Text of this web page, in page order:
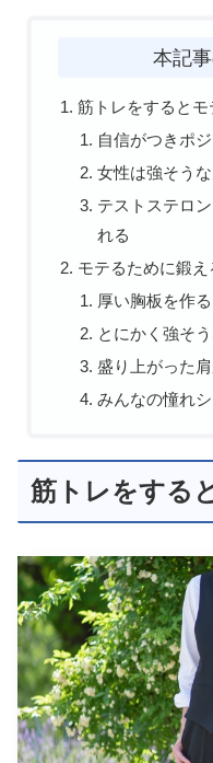
本記
筋トレをするとモ
自信がつきポ
女性は強そう
テストステロ
れる
モテるために鍛
厚い胸板を作る
とにかく強そ
盛り上がった
みんなの憧れ
筋トレをする